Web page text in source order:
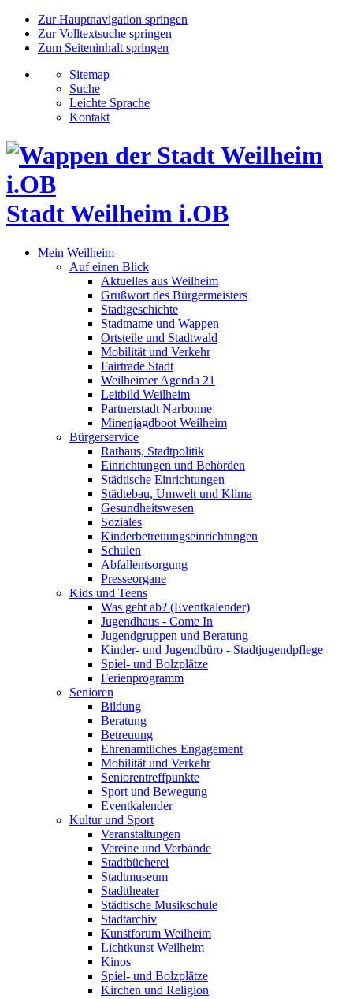
Zur Hauptnavigation springen
Zur Volltextsuche springen
Zum Seiteninhalt springen
Sitemap
Suche
Leichte Sprache
Kontakt
Stadt Weilheim i.OB
Mein Weilheim
Auf einen Blick
Aktuelles aus Weilheim
Grußwort des Bürgermeisters
Stadtgeschichte
Stadtname und Wappen
Ortsteile und Stadtwald
Mobilität und Verkehr
Fairtrade Stadt
Weilheimer Agenda 21
Leitbild Weilheim
Partnerstadt Narbonne
Minenjagdboot Weilheim
Bürgerservice
Rathaus, Stadtpolitik
Einrichtungen und Behörden
Städtische Einrichtungen
Städtebau, Umwelt und Klima
Gesundheitswesen
Soziales
Kinderbetreuungseinrichtungen
Schulen
Abfallentsorgung
Presseorgane
Kids und Teens
Was geht ab? (Eventkalender)
Jugendhaus - Come In
Jugendgruppen und Beratung
Kinder- und Jugendbüro - Stadtjugendpflege
Spiel- und Bolzplätze
Ferienprogramm
Senioren
Bildung
Beratung
Betreuung
Ehrenamtliches Engagement
Mobilität und Verkehr
Seniorentreffpunkte
Sport und Bewegung
Eventkalender
Kultur und Sport
Veranstaltungen
Vereine und Verbände
Stadtbücherei
Stadtmuseum
Stadttheater
Städtische Musikschule
Stadtarchiv
Kunstforum Weilheim
Lichtkunst Weilheim
Kinos
Spiel- und Bolzplätze
Kirchen und Religion